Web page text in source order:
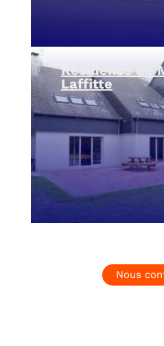
Résidence de
Laffitte
Nous